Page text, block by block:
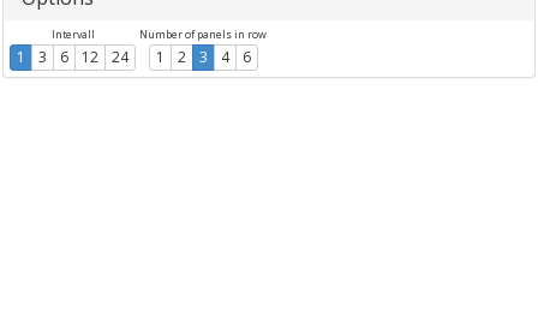
Intervall
1 3 6 12 24
Number of panels in row
1 2 3 4 6